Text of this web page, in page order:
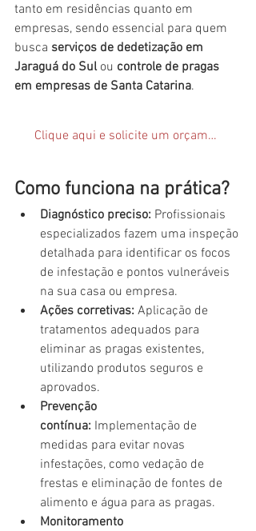
tanto em residências quanto em
empresas, sendo essencial para quem
busca serviços de dedetização em
Jaraguá do Sul ou controle de pragas
em empresas de Santa Catarina.
Clique aqui e solicite um orçamento
Como funciona na prática?
Diagnóstico preciso: Profissionais
especializados fazem uma inspeção
detalhada para identificar os focos
de infestação e pontos vulneráveis
na sua casa ou empresa.
Ações corretivas: Aplicação de
tratamentos adequados para
eliminar as pragas existentes,
utilizando produtos seguros e
aprovados.
Prevenção
contínua: Implementação de
medidas para evitar novas
infestações, como vedação de
frestas e eliminação de fontes de
alimento e água para as pragas.
Monitoramento